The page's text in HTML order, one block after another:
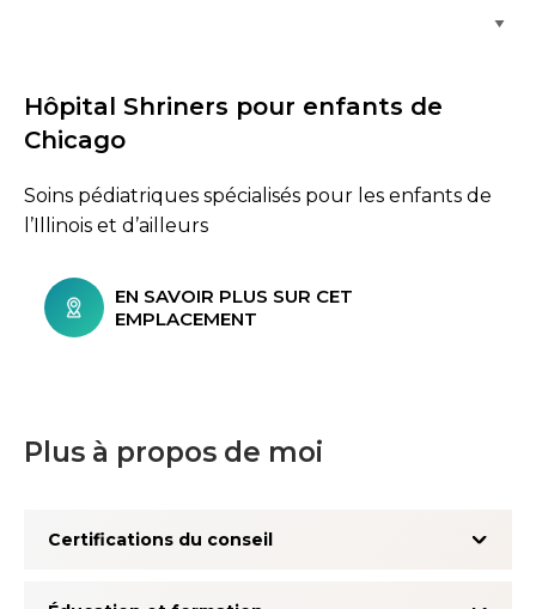
Hôpital Shriners pour enfants de
Chicago
Soins pédiatriques spécialisés pour les enfants de
l’Illinois et d’ailleurs
EN SAVOIR PLUS SUR CET
EMPLACEMENT
Plus à propos de moi
Certifications du conseil